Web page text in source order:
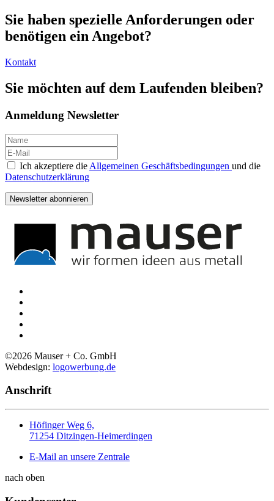
Sie haben spezielle Anforderungen oder
benötigen ein Angebot?
Kontakt
Sie möchten auf dem Laufenden bleiben?
Anmeldung Newsletter
Ich akzeptiere die Allgemeinen Geschäftsbedingungen und die
Datenschutzerklärung
Newsletter abonnieren
©2026 Mauser + Co. GmbH
Webdesign: logowerbung.de
Anschrift
Höfinger Weg 6,
71254 Ditzingen-Heimerdingen
E-Mail an unsere Zentrale
nach oben